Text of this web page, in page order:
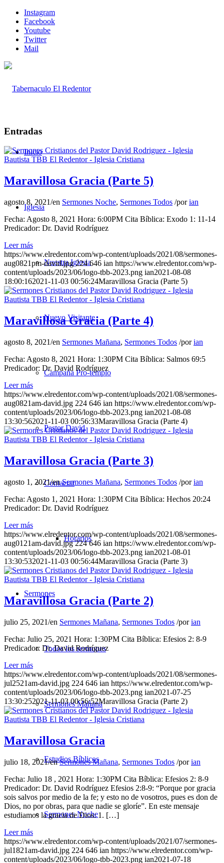
Instagram
Facebook
Youtube
Twitter
Mail
Inicio
Iglesia
Nuestra Iglesia
Nuevo Visitante
Campaña Pro-templo
Pastor David
Contactar
Horarios
Sermones
Todos los sermones
Sermones Mañana
Estudios Bíblicos
Sermones Noche
Entradas
Maravillosa Gracia (Parte 5)
agosto 8, 2021/en Sermones Noche, Sermones Todos /porian
Fecha: Agosto 8, 2021 Hora: 6:00PM Cita Bíblica: Exodo 1: 11-14
Predicador: Dr. David Rodríguez
Leer más
https://www.elredentor.com/wp-content/uploads/2021/08/sermones-
aug0821pm-david.jpg 224 646 ian https://www.elredentor.com/wp-
content/uploads/2023/06/logo-tbb-2023.png ian2021-08-08
18:00:162021-11-03 00:56:24Maravillosa Gracia (Parte 5)
Maravillosa Gracia (Parte 4)
agosto 8, 2021/en Sermones Mañana, Sermones Todos /porian
Fecha: Agosto 8, 2021 Hora: 1:30PM Cita Bíblica: Salmos 69:5
Predicador: Dr. David Rodríguez
Leer más
https://www.elredentor.com/wp-content/uploads/2021/08/sermones-
aug0821am-david.jpg 224 646 ian https://www.elredentor.com/wp-
content/uploads/2023/06/logo-tbb-2023.png ian2021-08-08
13:30:562021-11-03 00:56:33Maravillosa Gracia (Parte 4)
Maravillosa Gracia (Parte 3)
agosto 1, 2021/enSermones Mañana, Sermones Todos /porian
Fecha: Agosto 1, 2021 Hora: 1:30PM Cita Bíblica: Hechos 20:24
Predicador: Dr. David Rodríguez
Leer más
https://www.elredentor.com/wp-content/uploads/2021/08/sermones-
aug0121am-david.jpg 224 646 ian https://www.elredentor.com/wp-
content/uploads/2023/06/logo-tbb-2023.png ian2021-08-01
13:30:532021-11-03 00:56:44Maravillosa Gracia (Parte 3)
Maravillosa Gracia (Parte 2)
julio 25, 2021/en Sermones Mañana, Sermones Todos /porian
Fecha: Julio 25, 2021 Hora: 1:30PM Cita Bíblica: Efesios 2: 8-9
Predicador: Dr. David Rodríguez
Leer más
https://www.elredentor.com/wp-content/uploads/2021/08/sermones-
jul2521am-david.jpg 224 646 ian https://www.elredentor.com/wp-
content/uploads/2023/06/logo-tbb-2023.png ian2021-07-25
13:30:252021-11-03 00:56:52Maravillosa Gracia (Parte 2)
Maravillosa Gracia
julio 18, 2021/enSermones Mañana, Sermones Todos /porian
Fecha: Julio 18 , 2021 Hora: 1:30PM Cita Bíblica: Efesios 2: 8-9
Predicador: Dr. David Rodríguez Efesios 2:8-9: “Porque por gracia
sois salvos por medio de la fe; y esto no de vosotros, pues es don de
Dios, no por obras, para que nadie se gloríe”. En este mensaje
estudiamos la gracia de Dios: 1. […]
Leer más
https://www.elredentor.com/wp-content/uploads/2021/07/sermones-
jul1821am-david.jpg 224 646 ian https://www.elredentor.com/wp-
content/uploads/2023/06/logo-tbb-2023.png ian2021-07-18